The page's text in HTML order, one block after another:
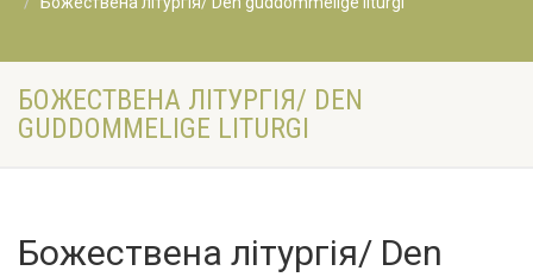
БОЖЕСТВЕНА ЛІТУРГІЯ/ DEN
GUDDOMMELIGE LITURGI
Божествена літургія/ Den